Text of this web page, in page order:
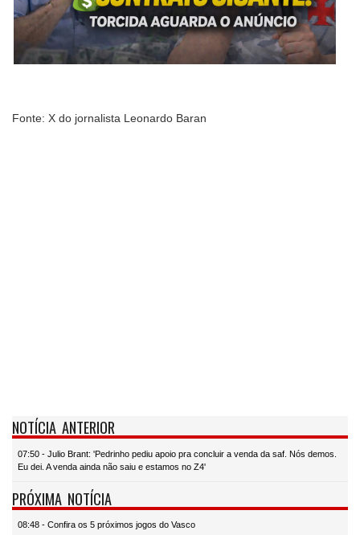
Fonte: X do jornalista Leonardo Baran
NOTÍCIA ANTERIOR
07:50 - Julio Brant: 'Pedrinho pediu apoio pra concluir a venda da saf. Nós demos.
Eu dei. A venda ainda não saiu e estamos no Z4'
PRÓXIMA NOTÍCIA
08:48 - Confira os 5 próximos jogos do Vasco